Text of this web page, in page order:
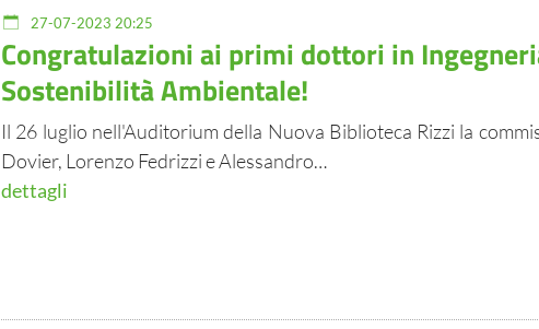
27-07-2023 20:25
Congratulazioni ai primi dottori in
Sostenibilità Ambientale!
Il 26 luglio nell'Auditorium della Nuova Biblioteca Rizzi la
Dovier, Lorenzo Fedrizzi e Alessandro…
dettagli